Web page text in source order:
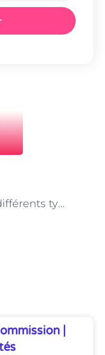
Les différents types de plafonds réalisables par un plaquiste à Paris
|